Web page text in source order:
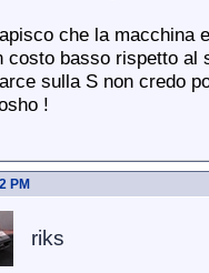
che la macchina
costo basso rispetto al
sulla S non credo
!
PM
riks